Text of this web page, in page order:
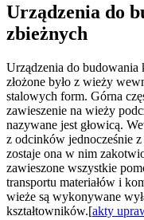
Urządzenia do
zbieżnych
Urządzenia do
złożone było z wieży
stalowych form. Górna
zawieszenie na wieży
nazywane jest głowicą.
z odcinków jednocześnie
zostaje ona w nim
zawieszone wszystkie
transportu materiałów i
wieże są wykonywane
kształtowników.[akty